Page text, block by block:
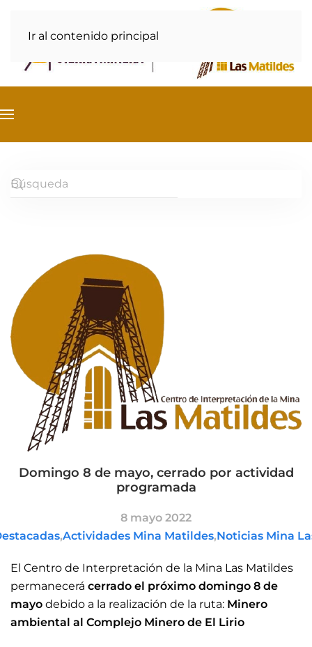
Ir al contenido principal
Domingo 8 de mayo, cerrado por actividad
programada
8 mayo 2022
,Actividades Mina Matildes,Noticias Mina
El Centro de Interpretación de la Mina Las Matildes
permanecerá cerrado el próximo domingo 8 de
mayo debido a la realización de la ruta: Minero
ambiental al Complejo Minero de El Lirio